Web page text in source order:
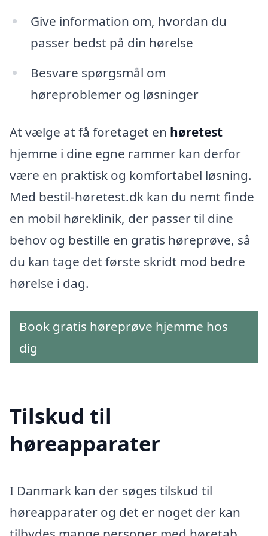
Give information om, hvordan du
passer bedst på din hørelse
Besvare spørgsmål om
høreproblemer og løsninger
At vælge at få foretaget en høretest
hjemme i dine egne rammer kan derfor
være en praktisk og komfortabel løsning.
Med bestil-høretest.dk kan du nemt finde
en mobil høreklinik, der passer til dine
behov og bestille en gratis høreprøve, så
du kan tage det første skridt mod bedre
hørelse i dag.
Book gratis høreprøve hjemme hos
dig
Tilskud til
høreapparater
I Danmark kan der søges tilskud til
høreapparater og det er noget der kan